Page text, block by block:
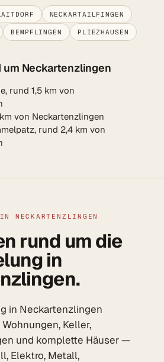
NECKARTAILFINGEN
BEMPFLINGEN PLIEZHAUSEN
um Neckartenzlingen
rund 1,5 km von
von Neckartenzlingen
rund 2,4 km von
NECKARTENZLINGEN
rund um die
in
in Neckartenzlingen
Keller,
und komplette Häuser —
Elektro, Metall,